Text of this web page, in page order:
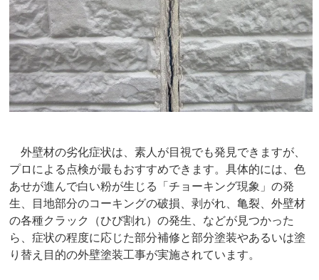
外壁材の劣化症状は、素人が目視でも発見できますが、
プロによる点検が最もおすすめできます。具体的には、色
あせが進んで白い粉が生じる「チョーキング現象」の発
生、目地部分のコーキングの破損、剥がれ、亀裂、外壁材
の各種クラック（ひび割れ）の発生、などが見つかった
ら、症状の程度に応じた部分補修と部分塗装やあるいは塗
り替え目的の外壁塗装工事が実施されています。